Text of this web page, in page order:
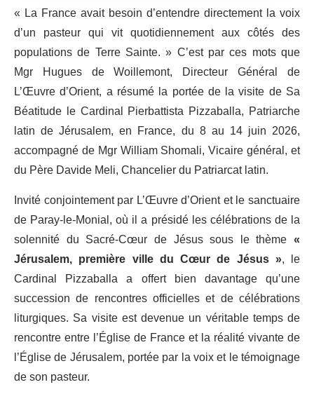
« La France avait besoin d’entendre directement la voix
d’un pasteur qui vit quotidiennement aux côtés des
populations de Terre Sainte. » C’est par ces mots que
Mgr Hugues de Woillemont, Directeur Général de
L’Œuvre d’Orient, a résumé la portée de la visite de Sa
Béatitude le Cardinal Pierbattista Pizzaballa, Patriarche
latin de Jérusalem, en France, du 8 au 14 juin 2026,
accompagné de Mgr William Shomali, Vicaire général, et
du Père Davide Meli, Chancelier du Patriarcat latin.
Invité conjointement par L’Œuvre d’Orient et le sanctuaire
de Paray-le-Monial, où il a présidé les célébrations de la
solennité du Sacré-Cœur de Jésus sous le thème «
Jérusalem, première ville du Cœur de Jésus », le
Cardinal Pizzaballa a offert bien davantage qu’une
succession de rencontres officielles et de célébrations
liturgiques. Sa visite est devenue un véritable temps de
rencontre entre l’Église de France et la réalité vivante de
l’Église de Jérusalem, portée par la voix et le témoignage
de son pasteur.